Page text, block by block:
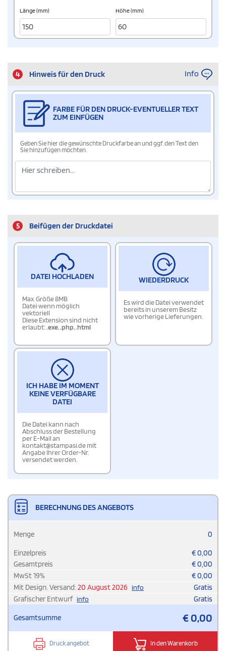
Länge (mm) Höhe (mm)
4 Hinweis für den Druck Info
FARBE FÜR DEN DRUCK-EVENTUELLER TEXT
ZUM EINFÜGEN
Geben Sie hier die gewünschte Druckfarbe an und ggf. den Text den
Sie hinzufügen möchten.
5 Beifügen der Druckdatei
DATEI HOCHLADEN
Max. Größe 8MB
Datei wenn möglich
vektoriell
Diese Extension sind nicht
erlaubt:.exe,.php,.html
WIEDERDRUCK
Es wird die Datei verwendet
bereits in unserem Besitz
wie vorherige Lieferungen.
ICH HABE IM MOMENT
KEINE VERFÜGBARE
DATEI
Die Datei kann nach
Abschluss der Bestellung
per E-Mail an
kontakt@stampasi.de mit
Angabe Ihrer Order-Nr.
versendet werden.
BERECHNUNG DES ANGEBOTS
Menge 0
Einzelpreis €0,00
Gesamtpreis
€0,00
MwSt19% €0,00
Mit Design. Versand: 20 August 2026 info
Gratis
Grafischer Entwurf info Gratis
Gesamtsumme €0,00
Druck angebot In den Warenkorb